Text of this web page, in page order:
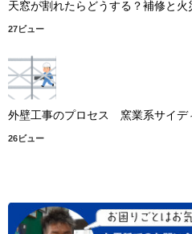
天窓が割れたらどうする？補修と火
27ビュー
外壁工事のプロセス 窯業系サイデ
26ビュー